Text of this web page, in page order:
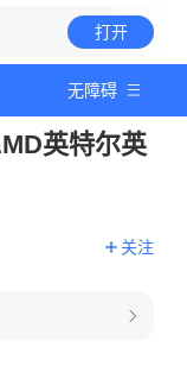
打开
无障碍
英特尔英
关注